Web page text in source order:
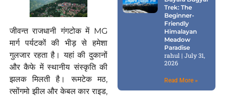
जीवन्त राजधानी गंगटोक में MG
मार्ग पर्यटकों की भीड़ से हमेशा
गुलजार रहता है। यहां की दुकानों
और कैफे में स्थानीय संस्कृति की
झलक मिलती है। रूमटेक मठ,
त्सोंगमो झील और केबल कार राइड,
Trek: The
Beginner-
Friendly
Himalayan
Meadow
Paradise
rahul
July 31,
2026
Read More »